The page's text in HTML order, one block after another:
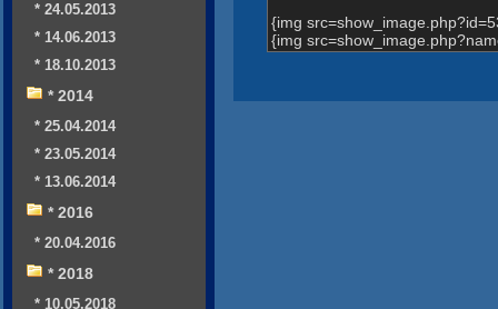
{img
{img
* 24.05.2013
* 14.06.2013
* 18.10.2013
* 2014
* 25.04.2014
* 23.05.2014
* 13.06.2014
* 2016
* 20.04.2016
* 2018
* 10.05.2018